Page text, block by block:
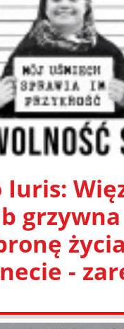
Iuris:
grzywna
-